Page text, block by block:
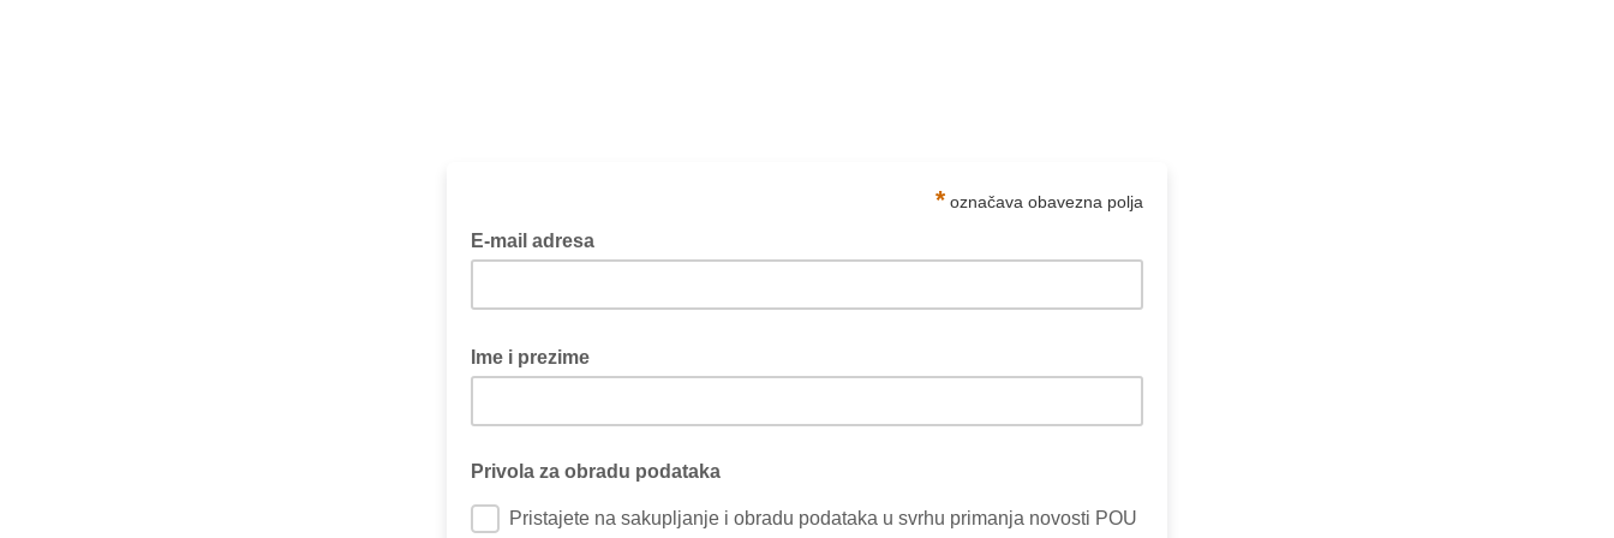
* označava obavezna polja
E-mail adresa
Ime i prezime
Privola za obradu podataka
Pristajete na sakupljanje i obradu podataka u svrhu primanja novosti POU